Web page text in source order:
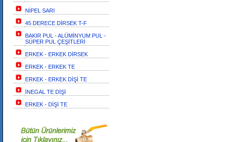
NİPEL SARI
45 DERECE DİRSEK T-F
BAKIR PUL - ALÜMİNYUM PUL -
SÜPER PUL ÇEŞİTLERİ
ERKEK - ERKEK DİRSEK
ERKEK - ERKEK TE
ERKEK - ERKEK DİŞİ TE
İNEGAL TE DİŞİ
ERKEK - DİŞİ TE